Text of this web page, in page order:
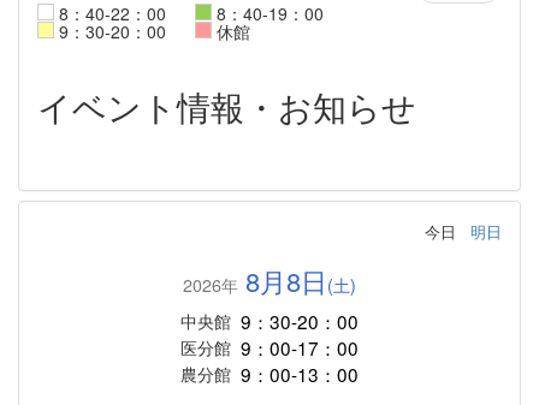
8：40-22：00
8：40-19：00
9：30-20：00 休館
イベント情報・お知らせ
今日 明日
2026年 8月8日 (土)
中央館 9：30-20：00
医分館 9：00-17：00
農分館 9：00-13：00